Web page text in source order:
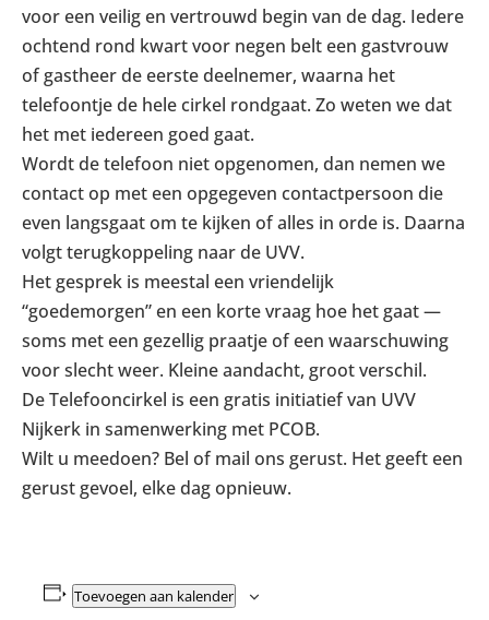
voor een veilig en vertrouwd begin van de dag. Iedere
ochtend rond kwart voor negen belt een gastvrouw
of gastheer de eerste deelnemer, waarna het
telefoontje de hele cirkel rondgaat. Zo weten we dat
het met iedereen goed gaat.
Wordt de telefoon niet opgenomen, dan nemen we
contact op met een opgegeven contactpersoon die
even langsgaat om te kijken of alles in orde is. Daarna
volgt terugkoppeling naar de UVV.
Het gesprek is meestal een vriendelijk
“goedemorgen” en een korte vraag hoe het gaat —
soms met een gezellig praatje of een waarschuwing
voor slecht weer. Kleine aandacht, groot verschil.
De Telefooncirkel is een gratis initiatief van UVV
Nijkerk in samenwerking met PCOB.
Wilt u meedoen? Bel of mail ons gerust. Het geeft een
gerust gevoel, elke dag opnieuw.
Toevoegen aan kalender